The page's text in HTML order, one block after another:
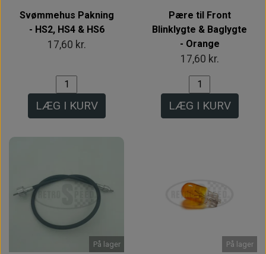
Svømmehus Pakning
- HS2, HS4 & HS6
17,60 kr.
LÆG I KURV
Pære til Front
Blinklygte & Baglygte
- Orange
17,60 kr.
LÆG I KURV
På lager På lager